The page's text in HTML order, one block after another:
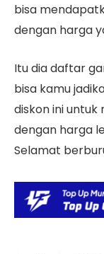
bisa
dengan harga
Itu dia daftar
bisa kamu
diskon ini
dengan harga
Selamat